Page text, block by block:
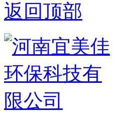
返回顶部